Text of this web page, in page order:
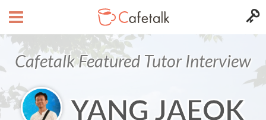
Cafetalk Featured Tutor Interview
YANG JAEOK